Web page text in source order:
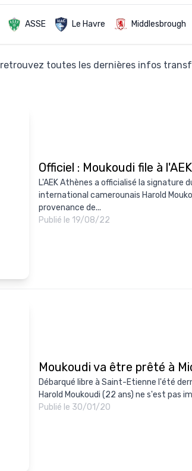
ASSE Le Havre Middlesbrough
retrouvez toutes les dernières infos
Officiel : Moukoudi file à
L'AEK Athènes a officialisé la signature
international camerounais Harold
provenance de...
Publié le 19/08/22
Moukoudi va être prêté à
Débarqué libre à Saint-Etienne l'été
Harold Moukoudi (22 ans) ne s'est pas
Publié le 30/01/20